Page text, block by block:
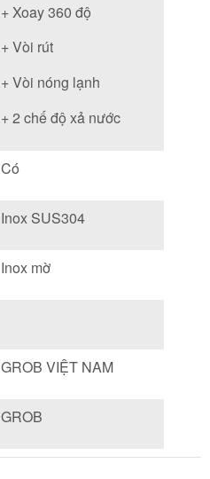
+ Xoay 360 độ
+ Vòi rút
+ Vòi nóng lạnh
+ 2 chế độ xả nước
Có
Inox SUS304
Inox mờ
GROB VIỆT NAM
GROB